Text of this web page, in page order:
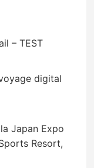
– TEST
digital
Japan Expo
Resort,